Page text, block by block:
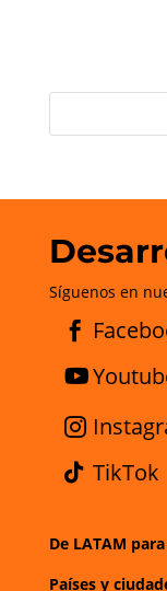
Síguenos en
TikTok
De LATAM
Países y